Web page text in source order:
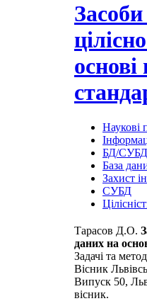
Наукові
БД/СУБД
База
Захист
СУБД
Тарасов Д.О.
даних на
Задачі та
Вісник
Випуск 50,
вісник.